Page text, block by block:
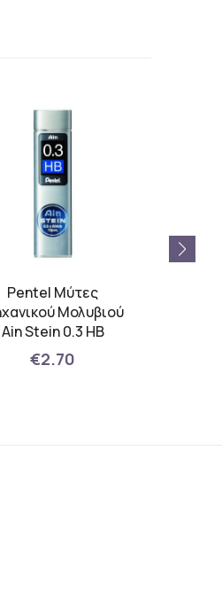
Pentel Μύτες
Μολυβιού
Ain Stein 0.3 HB
€2.70